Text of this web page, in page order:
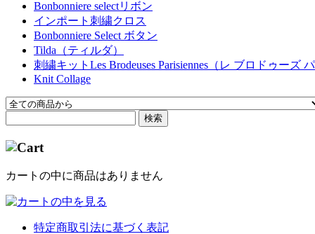
Bonbonniere selectリボン
インポート刺繍クロス
Bonbonniere Select ボタン
Tilda（ティルダ）
刺繍キットLes Brodeuses Parisiennes（レ ブロドゥーズ
Knit Collage
検索
カートの中に商品はありません
特定商取引法に基づく表記